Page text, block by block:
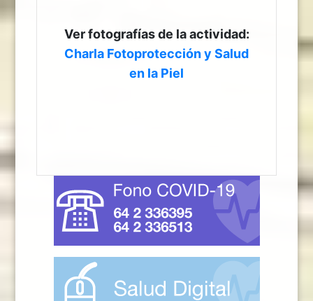
Ver fotografías de la actividad:
Charla Fotoprotección y Salud
en la Piel